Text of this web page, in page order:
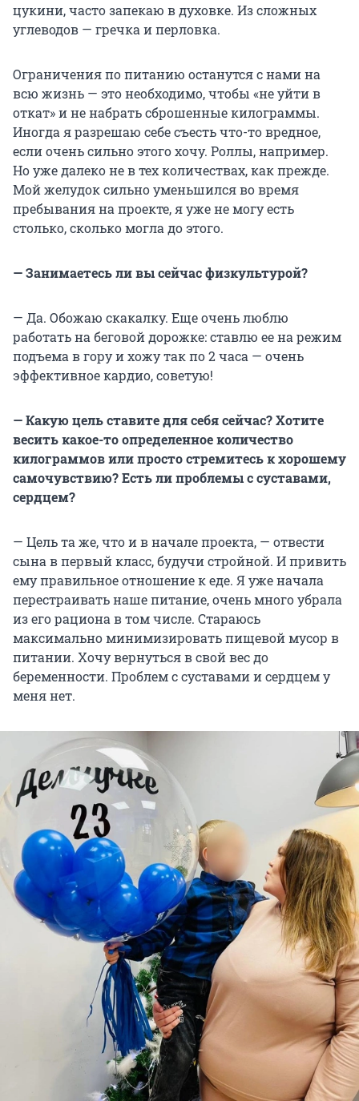
цукини, часто запекаю в духовке. Из сложных
углеводов — гречка и перловка.
Ограничения по питанию останутся с нами на
всю жизнь — это необходимо, чтобы «не уйти в
откат» и не набрать сброшенные килограммы.
Иногда я разрешаю себе съесть что-то вредное,
если очень сильно этого хочу. Роллы, например.
Но уже далеко не в тех количествах, как прежде.
Мой желудок сильно уменьшился во время
пребывания на проекте, я уже не могу есть
столько, сколько могла до этого.
— Занимаетесь ли вы сейчас физкультурой?
— Да. Обожаю скакалку. Еще очень люблю
работать на беговой дорожке: ставлю ее на режим
подъема в гору и хожу так по 2 часа — очень
эффективное кардио, советую!
— Какую цель ставите для себя сейчас? Хотите
весить какое-то определенное количество
килограммов или просто стремитесь к хорошему
самочувствию? Есть ли проблемы с суставами,
сердцем?
— Цель та же, что и в начале проекта, — отвести
сына в первый класс, будучи стройной. И привить
ему правильное отношение к еде. Я уже начала
перестраивать наше питание, очень много убрала
из его рациона в том числе. Стараюсь
максимально минимизировать пищевой мусор в
питании. Хочу вернуться в свой вес до
беременности. Проблем с суставами и сердцем у
меня нет.